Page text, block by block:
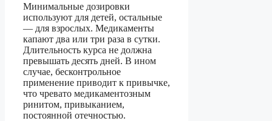
Минимальные дозировки
используют для детей, остальные
— для взрослых. Медикаменты
капают два или три раза в сутки.
Длительность курса не должна
превышать десять дней. В ином
случае, бесконтрольное
применение приводит к привычке,
что чревато медикаментозным
ринитом, привыканием,
постоянной отечностью.